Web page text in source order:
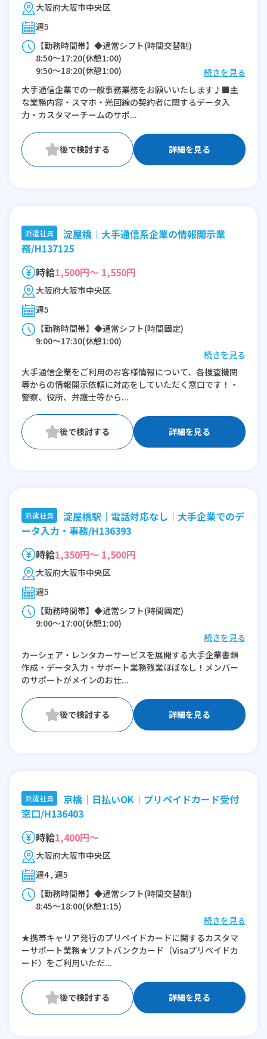
大阪府大阪市中央区
週5
【勤務時間帯】◆通常シフト(時間交替制)
8:50〜17:20(休憩1:00)
9:50〜18:20(休憩1:00)
※残業：5〜15時間程度/月
続きを見る
大手通信企業での一般事務業務をお願いいたします♪■主
な業務内容・スマホ・光回線の契約者に関するデータ入
力・カスタマーチームのサポ...
詳細を見る
派遣社員
淀屋橋｜大手通信系企業の情報開示業
務/H137125
時給1,500円～ 1,550円
大阪府大阪市中央区
週5
【勤務時間帯】◆通常シフト(時間固定)
9:00〜17:30(休憩1:00)
※残業：0〜5時間程度/月
続きを見る
大手通信企業をご利用のお客様情報について、各捜査機関
等からの情報開示依頼に対応をしていただく窓口です！・
警察、役所、弁護士等から...
詳細を見る
派遣社員
淀屋橋駅｜電話対応なし｜大手企業でのデ
ータ入力・事務/H136393
時給1,350円～ 1,500円
大阪府大阪市中央区
週5
【勤務時間帯】◆通常シフト(時間固定)
9:00〜17:00(休憩1:00)
続きを見る
カーシェア・レンタカーサービスを展開する大手企業書類
作成・データ入力・サポート業務残業ほぼなし！メンバー
のサポートがメインのお仕...
詳細を見る
派遣社員
京橋｜日払いOK｜プリペイドカード受付
窓口/H136403
時給1,400円～
大阪府大阪市中央区
週4 , 週5
【勤務時間帯】◆通常シフト(時間交替制)
8:45〜18:00(休憩1:15)
※残業：0〜5時間程度/月
続きを見る
★携帯キャリア発行のプリペイドカードに関するカスタマ
ーサポート業務★ソフトバンクカード（Visaプリペイドカ
ード）をご利用いただ...
詳細を見る